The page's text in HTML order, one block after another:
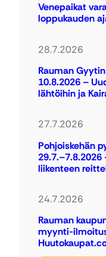
Venepaikat
loppukauden
28.7.2026
Rauman
10.8.2026 –
lähtöihin ja
27.7.2026
Pohjoiskehän
liikenteen
24.7.2026
Rauman
myynti-